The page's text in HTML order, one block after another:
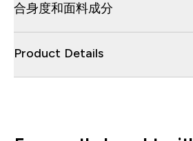
合身度和面料成分
Product Details